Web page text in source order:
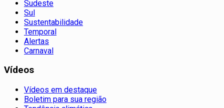
Sudeste
Sul
Sustentabilidade
Temporal
Alertas
Carnaval
Vídeos
Vídeos em destaque
Boletim para sua região